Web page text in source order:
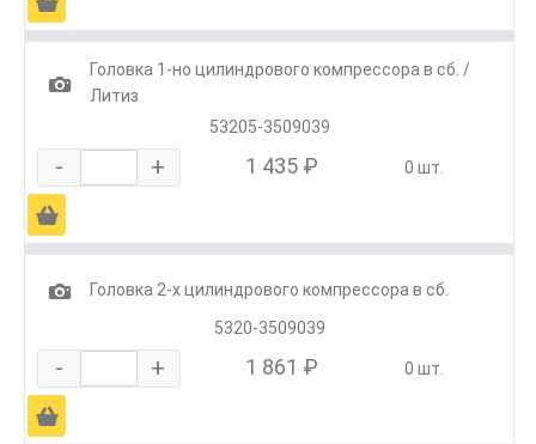
1
Головка 1-но цилиндрового компрессора в сб. /
Литиз
53205-3509039
- + 1 435 ₽ 0 шт.
Ä
1
Головка 2-х цилиндрового компрессора в сб.
5320-3509039
- + 1 861 ₽ 0 шт.
Ä